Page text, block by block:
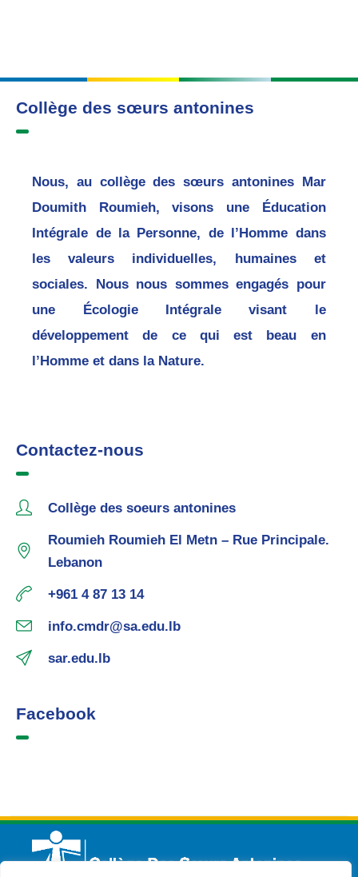
Collège des sœurs antonines
Nous, au collège des sœurs antonines Mar
Doumith Roumieh, visons une Éducation
Intégrale de la Personne, de l’Homme dans
les valeurs individuelles, humaines et
sociales. Nous nous sommes engagés pour
une Écologie Intégrale visant le
développement de ce qui est beau en
l’Homme et dans la Nature.
Contactez-nous
Collège des soeurs antonines
Roumieh Roumieh El Metn – Rue Principale.
Lebanon
+961 4 87 13 14
info.cmdr@sa.edu.lb
sar.edu.lb
Facebook